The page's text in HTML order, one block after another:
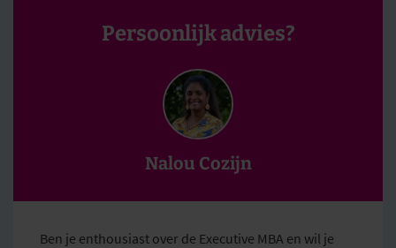
Persoonlijk advies?
Nalou Cozijn
Ben je enthousiast over de Executive MBA en wil je